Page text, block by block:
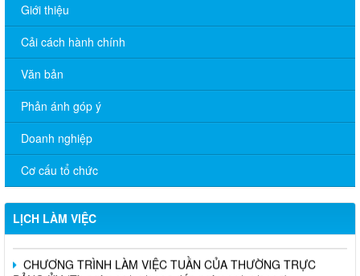
Giới thiệu
Cải cách hành chính
Văn bản
Phản ánh góp ý
Doanh nghiệp
Cơ cấu tổ chức
LỊCH LÀM VIỆC
CHƯƠNG TRÌNH LÀM VIỆC TUẦN CỦA THƯỜNG TRỰC
ĐẢNG ỦY (Từ ngày 12/01 đến ngày 16/01/2026)
CHƯƠNG TRÌNH LÀM VIỆC TUẦN CỦA THƯỜNG TRỰC
ĐẢNG ỦY (Từ ngày 22/12/2025 đến ngày 26/12/2025)